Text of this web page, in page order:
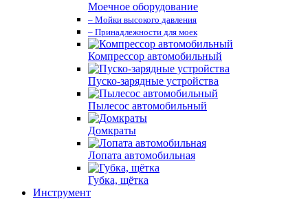
Моечное оборудование
– Мойки высокого давления
– Принадлежности для моек
Компрессор автомобильный
Пуско-зарядные устройства
Пылесос автомобильный
Домкраты
Лопата автомобильная
Губка, щётка
Инструмент